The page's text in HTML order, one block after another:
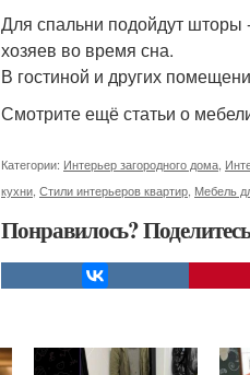
Для спальни подойдут шторы
хозяев во время сна.
В гостиной и других
Смотрите ещё статьи о
Категории: Интерьер загородного дома
кухни Стили интерьеров квартир Мебель
Понравилось?